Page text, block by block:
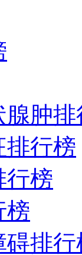
肿排
排行榜
行榜
榜
碍排行